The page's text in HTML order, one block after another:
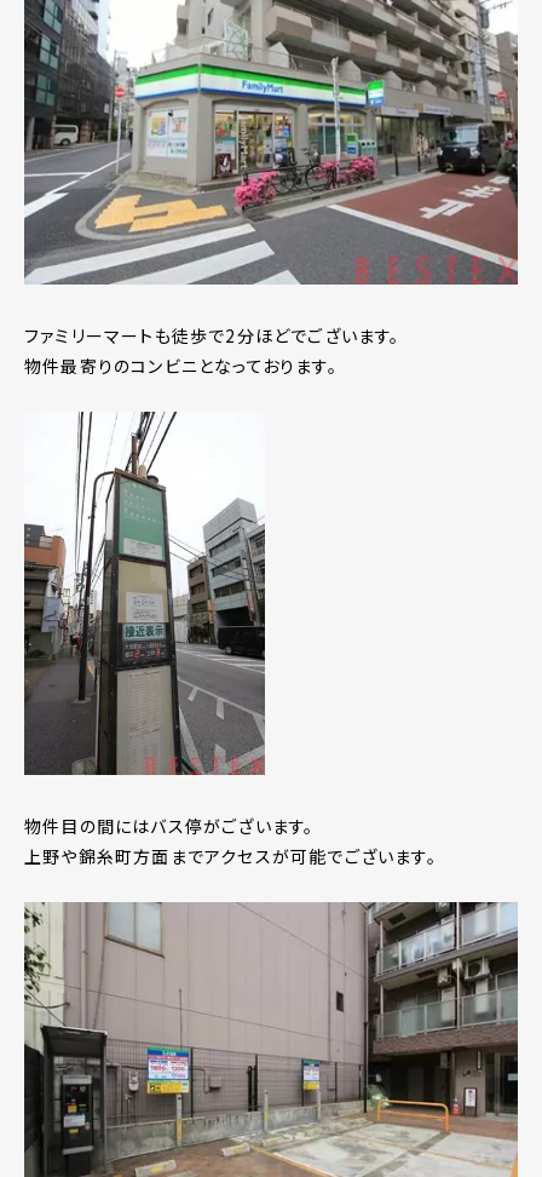
ファミリーマートも徒歩で2分ほどでございます。
物件最寄りのコンビニとなっております。
物件目の間にはバス停がございます。
上野や錦糸町方面までアクセスが可能でございます。